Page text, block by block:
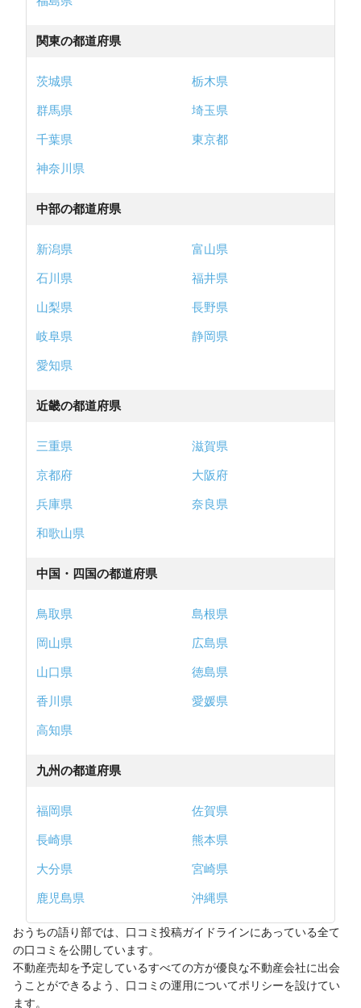
関東の都道府県
茨城県
栃木県
群馬県
埼玉県
千葉県
東京都
神奈川県
中部の都道府県
新潟県
富山県
石川県
福井県
山梨県
長野県
岐阜県
静岡県
愛知県
近畿の都道府県
三重県
滋賀県
京都府
大阪府
兵庫県
奈良県
和歌山県
中国・四国の都道府県
鳥取県
島根県
岡山県
広島県
山口県
徳島県
香川県
愛媛県
高知県
九州の都道府県
福岡県
佐賀県
長崎県
熊本県
大分県
宮崎県
鹿児島県
沖縄県
おうちの語り部では、口コミ投稿ガイドラインにあっている全て
の口コミを公開しています。
不動産売却を予定しているすべての方が優良な不動産会社に出会
うことができるよう、口コミの運用についてポリシーを設けてい
ます。